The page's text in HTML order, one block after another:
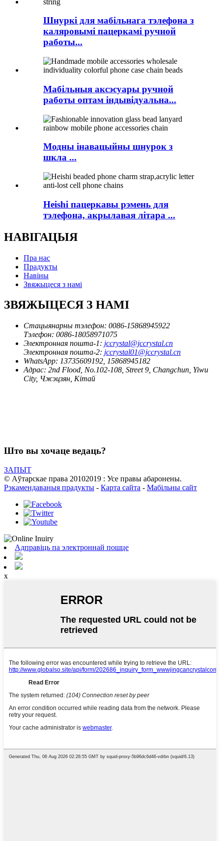
Шнуркі для мабільнага тэлефона з
каляровымі пацеркамі ручной
работы...
Мабільныя аксэсуары ручной
работы оптам індывідуальна...
Модны інавацыйны шнурок з
шкла ...
Heishi пацеркавы рэмень для
тэлефона, акрылавая літара ...
НАВІГАЦЫЯ
Пра нас
Прадукты
Навіны
Звяжыцеся з намі
ЗВЯЖЫЦЕСЯ З НАМІ
Стацыянарны тэлефон: 0086-15868945922
Тэлефон: 0086-18058971075
Электронная пошта-1: jccrystal@jccrystal.cn
Электронная пошта-2: jccrystal01@jccrystal.cn
WhatsApp: 13735609192, 15868945182
Адрас: 2nd Flood, No.102-108, Street 9, Changchun, Yiwu
City, Чжэцзян, Кітай
Што вы хочаце ведаць?
ЗАПЫТ
© Аўтарскае права 20102019 : Усе правы абаронены.
Рэкамендаваныя прадукты - Карта сайта - Мабільны сайт
Адправіць па электроннай пошце
x